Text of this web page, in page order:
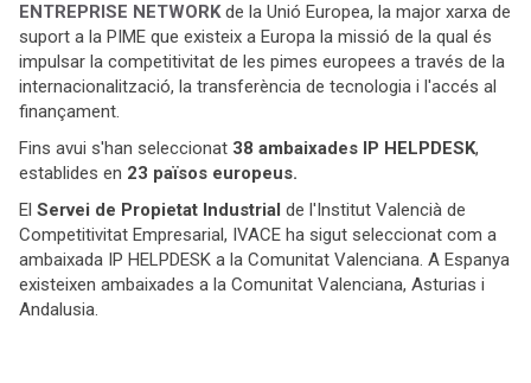
ENTREPRISE NETWORKde la Unió Europea, la major xarxa de
suport a la PIME que existeix a Europa la missió de la qual és
impulsar la competitivitat de les pimes europees a través de la
internacionalització, la transferència de tecnologia i l'accés al
finançament.
Fins avui s'han seleccionat 38 ambaixades IP HELPDESK,
establides en 23 països europeus.
El Servei de Propietat Industrial de l'Institut Valencià de
Competitivitat Empresarial, IVACE ha sigut seleccionat com a
ambaixada IP HELPDESK a la Comunitat Valenciana. A Espanya
existeixen ambaixades a la Comunitat Valenciana, Asturias i
Andalusia.